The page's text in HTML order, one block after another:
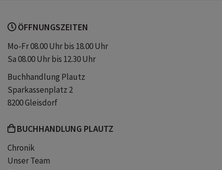
Traumaheilung
Bewusstseinserweiterung
Innerer Kompass
ÖFFNUNGSZEITEN
Mo-Fr 08.00 Uhr bis 18.00 Uhr
Sa 08.00 Uhr bis 12.30 Uhr
Buchhandlung Plautz
Sparkassenplatz 2
8200 Gleisdorf
BUCHHANDLUNG PLAUTZ
Chronik
Unser Team